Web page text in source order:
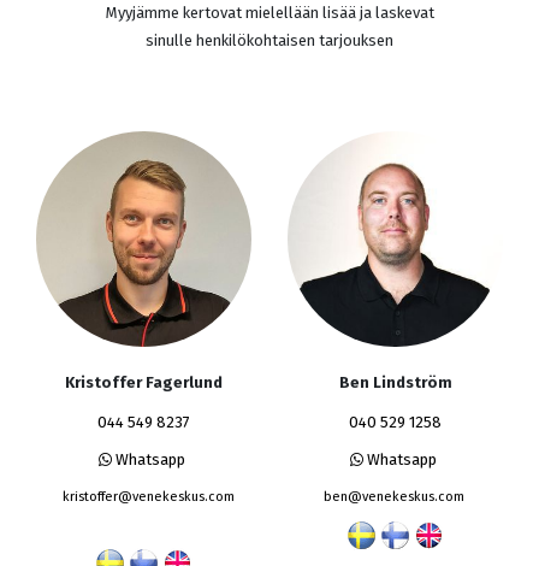
Myyjämme kertovat mielellään lisää ja laskevat
sinulle henkilökohtaisen tarjouksen
Kristoffer Fagerlund
044 549 8237
Whatsapp
kristoffer@venekeskus.com
Ben Lindström
040 529 1258
Whatsapp
ben@venekeskus.com